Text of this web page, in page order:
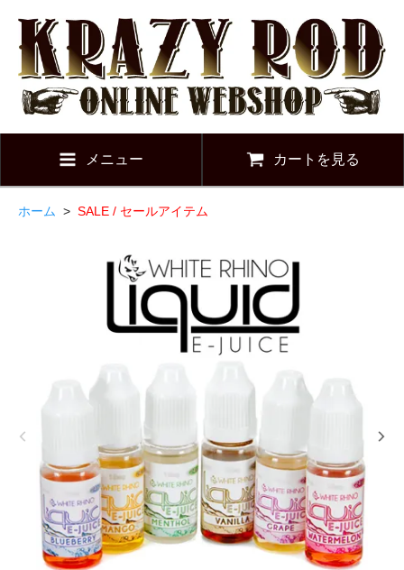
メニュー カートを見る
ホーム > SALE / セールアイテム